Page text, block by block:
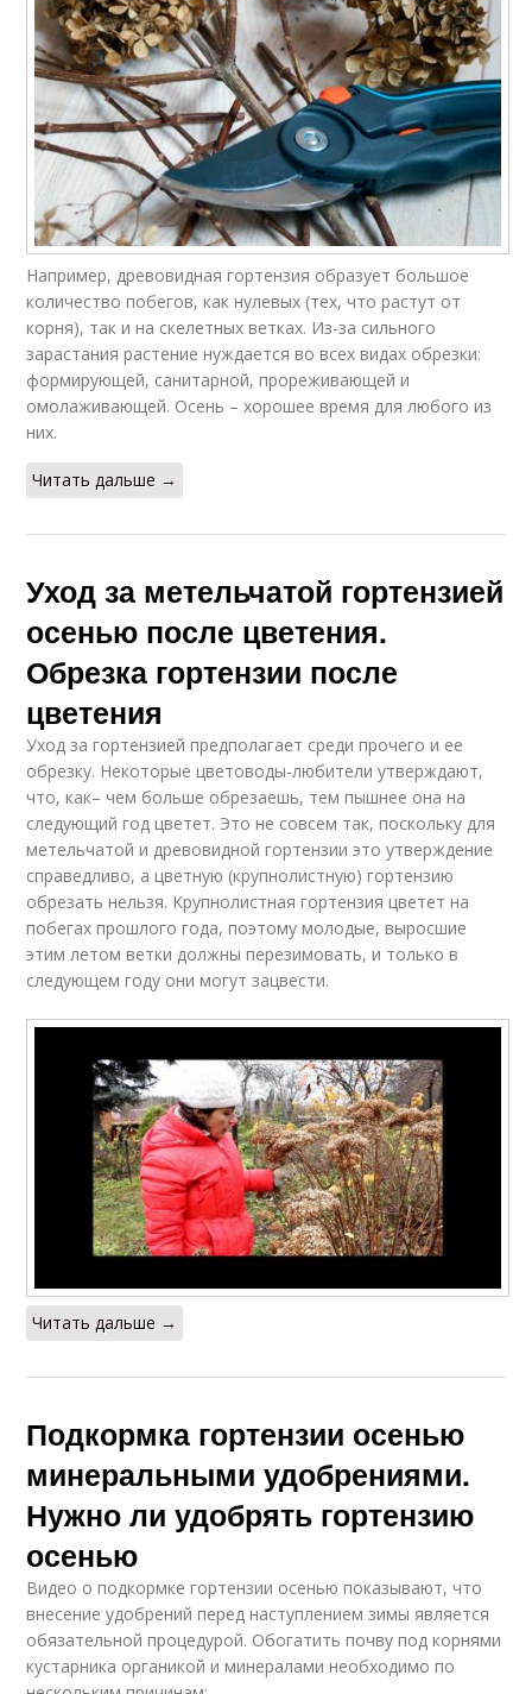
Например, древовидная гортензия образует большое
количество побегов, как нулевых (тех, что растут от
корня), так и на скелетных ветках. Из-за сильного
зарастания растение нуждается во всех видах обрезки:
формирующей, санитарной, прореживающей и
омолаживающей. Осень – хорошее время для любого из
них.
Читать дальше →
Уход за метельчатой гортензией
осенью после цветения.
Обрезка гортензии после
цветения
Уход за гортензией предполагает среди прочего и ее
обрезку. Некоторые цветоводы-любители утверждают,
что, как– чем больше обрезаешь, тем пышнее она на
следующий год цветет. Это не совсем так, поскольку для
метельчатой и древовидной гортензии это утверждение
справедливо, а цветную (крупнолистную) гортензию
обрезать нельзя. Крупнолистная гортензия цветет на
побегах прошлого года, поэтому молодые, выросшие
этим летом ветки должны перезимовать, и только в
следующем году они могут зацвести.
Читать дальше →
Подкормка гортензии осенью
минеральными удобрениями.
Нужно ли удобрять гортензию
осенью
Видео о подкормке гортензии осенью показывают, что
внесение удобрений перед наступлением зимы является
обязательной процедурой. Обогатить почву под корнями
кустарника органикой и минералами необходимо по